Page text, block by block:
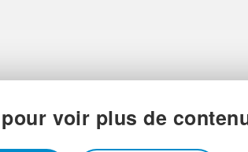
voir plus de